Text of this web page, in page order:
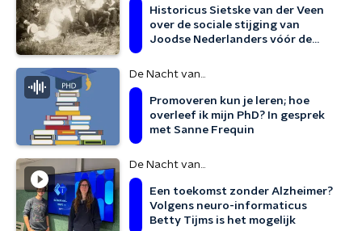
Historicus Sietske van der Veen
over de sociale stijging van
Joodse Nederlanders vóór de
De Nacht van...
Promoveren kun je leren; hoe
overleef ik mijn PhD? In gesprek
met Sanne Frequin
De Nacht van...
Een toekomst zonder Alzheimer?
Volgens neuro-informaticus
Betty Tijms is het mogelijk